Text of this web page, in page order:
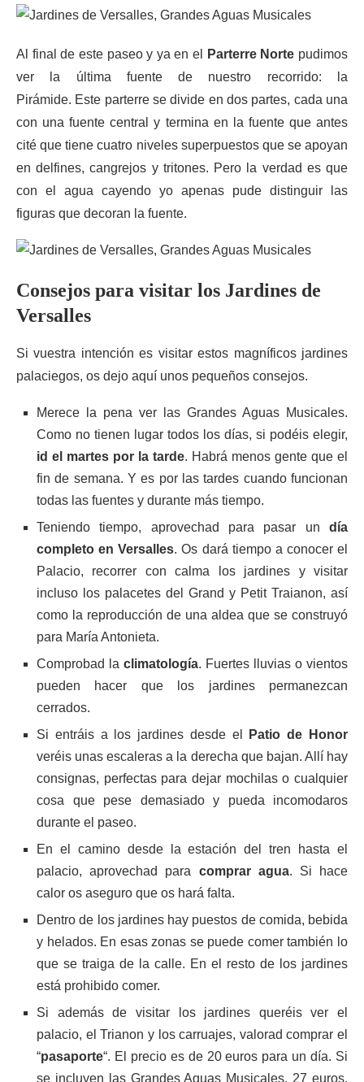
Al final de este paseo y ya en el Parterre Norte pudimos
ver la última fuente de nuestro recorrido: la
Pirámide. Este parterre se divide en dos partes, cada una
con una fuente central y termina en la fuente que antes
cité que tiene cuatro niveles superpuestos que se apoyan
en delfines, cangrejos y tritones. Pero la verdad es que
con el agua cayendo yo apenas pude distinguir las
figuras que decoran la fuente.
Consejos para visitar los Jardines de
Versalles
Si vuestra intención es visitar estos magníficos jardines
palaciegos, os dejo aquí unos pequeños consejos.
Merece la pena ver las Grandes Aguas Musicales.
Como no tienen lugar todos los días, si podéis elegir,
id el martes por la tarde. Habrá menos gente que el
fin de semana. Y es por las tardes cuando funcionan
todas las fuentes y durante más tiempo.
Teniendo tiempo, aprovechad para pasar un día
completo en Versalles. Os dará tiempo a conocer el
Palacio, recorrer con calma los jardines y visitar
incluso los palacetes del Grand y Petit Traianon, así
como la reproducción de una aldea que se construyó
para María Antonieta.
Comprobad la climatología. Fuertes lluvias o vientos
pueden hacer que los jardines permanezcan
cerrados.
Si entráis a los jardines desde el
Patio de Honor
veréis unas escaleras a la derecha que bajan. Allí hay
consignas, perfectas para dejar mochilas o cualquier
cosa que pese demasiado y pueda incomodaros
durante el paseo.
En el camino desde la estación del tren hasta el
palacio, aprovechad para comprar agua. Si hace
calor os aseguro que os hará falta.
Dentro de los jardines hay puestos de comida, bebida
y helados. En esas zonas se puede comer también lo
que se traiga de la calle. En el resto de los jardines
está prohibido comer.
Si además de visitar los jardines queréis ver el
palacio, el Trianon y los carruajes, valorad comprar el
“pasaporte“. El precio es de 20 euros para un día. Si
se incluyen las Grandes Aguas Musicales, 27 euros.